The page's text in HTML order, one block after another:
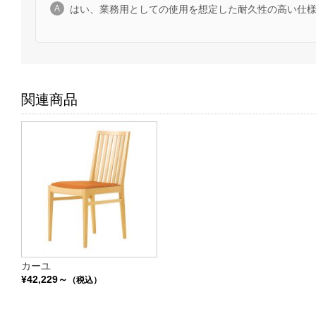
はい、業務用としての使用を想定した耐久性の高い仕
関連商品
カーユ
¥42,229～
（税込）